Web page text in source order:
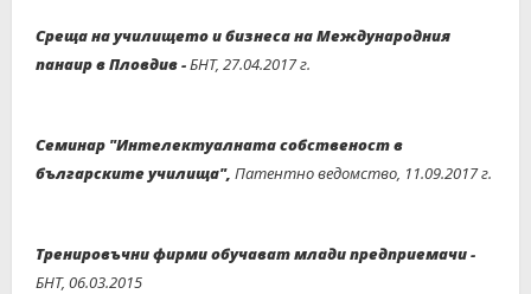
Среща на училището и бизнеса на Международния
панаир в Пловдив -БНТ, 27.04.2017 г.
Семинар "Интелектуалната собственост в
българските училища", Патентно ведомство, 11.09.2017 г.
Тренировъчни фирми обучават млади предприемачи -
БНТ, 06.03.2015